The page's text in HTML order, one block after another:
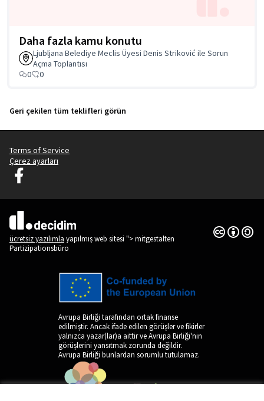
Daha fazla kamu konutu
Ljubljana Belediye Meclis Üyesi Denis Striković ile Sorun
Açma Toplantısı
0
0
Geri çekilen tüm teklifleri görün
Terms of Service
Çerez ayarları
Decidim Ljubljana Facebook'ta
(Dış bağlantı)
ücretsiz yazılımla yapılmış web sitesi "> mitgestalten
Partizipationsbüro
Creative
(Dış
Avrupa Birliği tarafından ortak finanse
edilmiştir. Ancak ifade edilen görüşler ve fikirler
yalnızca yazar(lar)a aittir ve Avrupa Birliği'nin
görüşlerini yansıtmak zorunda değildir.
Avrupa Birliği bunlardan sorumlu tutulamaz.